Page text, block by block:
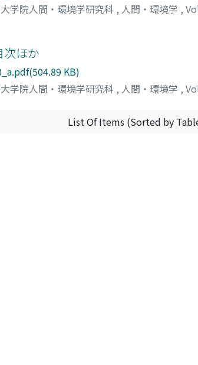
学院人間・環境学研究科 , 人間・環境学 ,
次ほか
KB)
学院人間・環境学研究科 , 人間・環境学 ,
List Of Items (Sorted by